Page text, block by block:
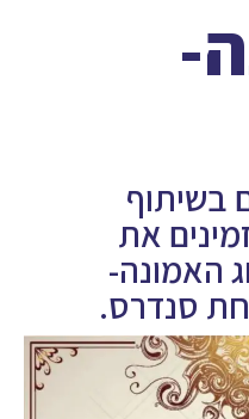
בשיתוף
את
האמונה-
סנדרס.